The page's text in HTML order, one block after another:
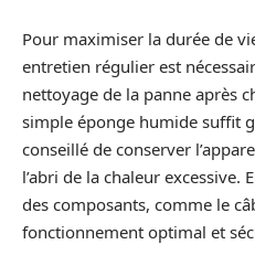
Pour maximiser la durée de
entretien régulier est
nettoyage de la panne après
simple éponge humide suffit
conseillé de conserver
l’abri de la chaleur
des composants, comme le
fonctionnement optimal et